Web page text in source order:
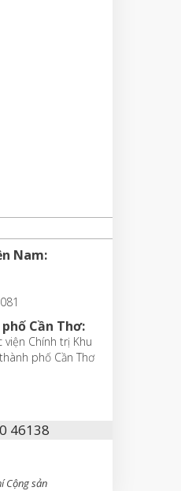
Nam:
Cần Thơ:
viện Chính trị Khu
phố Cần Thơ
46138
Cộng sản